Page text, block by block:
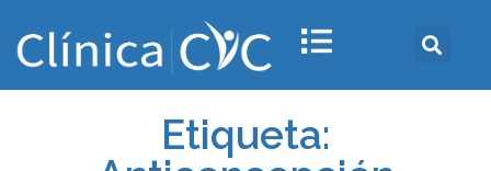
Etiqueta: